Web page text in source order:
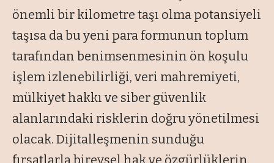
önemli bir kilometre taşı olma potansiyeli
taşısa da bu yeni para formunun toplum
tarafından benimsenmesinin ön koşulu
işlem izlenebilirliği, veri mahremiyeti,
mülkiyet hakkı ve siber güvenlik
alanlarındaki risklerin doğru yönetilmesi
olacak. Dijitalleşmenin sunduğu
fırsatlarla bireysel hak ve özgürlüklerin